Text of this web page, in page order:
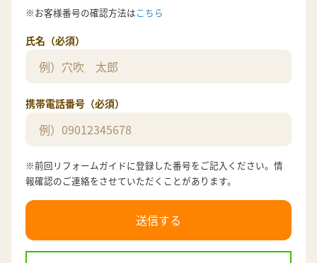
※お客様番号の確認方法はこちら
氏名（必須）
携帯電話番号（必須）
※前回リフォームガイドに登録した番号をご記入ください。情
報確認のご連絡をさせていただくことがあります。